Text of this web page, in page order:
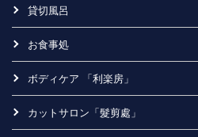
貸切風呂
お食事処
ボディケア 「利楽房」
カットサロン「髮剪處」